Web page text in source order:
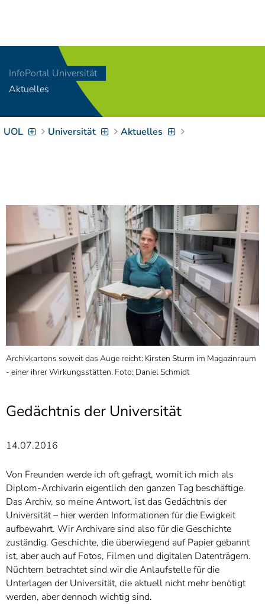
[Access-Key 8
Zum Inhalt springen
Zur Suche springen
[Access-Key 4]
Zur Hauptnavigation
9]
Zur
Brotkrumennavigation
springen [Access-Key
7]
Informationen zur
Barrierefreiheit
InfoPortal Universität
Aktuelles
UOL Universität Aktuelles
Archivkartons soweit das Auge reicht: Kirsten Sturm im Magazinraum
- einer ihrer Wirkungsstätten. Foto: Daniel Schmidt
Gedächtnis der Universität
14.07.2016
Von Freunden werde ich oft gefragt, womit ich mich als
Diplom-Archivarin eigentlich den ganzen Tag beschäftige.
Das Archiv, so meine Antwort, ist das Gedächtnis der
Universität – hier werden Informationen für die Ewigkeit
aufbewahrt. Wir Archivare sind also für die Geschichte
zuständig. Geschichte, die überwiegend auf Papier gebannt
ist, aber auch auf Fotos, Filmen und digitalen Datenträgern.
Nüchtern betrachtet sind wir die Anlaufstelle für die
Unterlagen der Universität, die aktuell nicht mehr benötigt
werden, aber dennoch wichtig sind.